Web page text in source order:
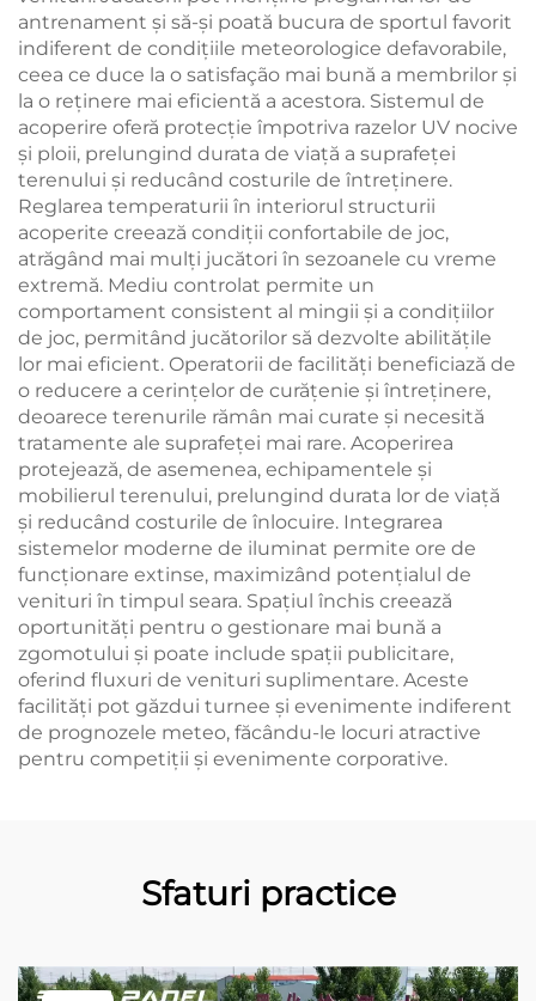
antrenament și să-și poată bucura de sportul favorit
indiferent de condițiile meteorologice defavorabile,
ceea ce duce la o satisfação mai bună a membrilor și
la o reținere mai eficientă a acestora. Sistemul de
acoperire oferă protecție împotriva razelor UV nocive
și ploii, prelungind durata de viață a suprafeței
terenului și reducând costurile de întreținere.
Reglarea temperaturii în interiorul structurii
acoperite creează condiții confortabile de joc,
atrăgând mai mulți jucători în sezoanele cu vreme
extremă. Mediu controlat permite un
comportament consistent al mingii și a condițiilor
de joc, permitând jucătorilor să dezvolte abilitățile
lor mai eficient. Operatorii de facilități beneficiază de
o reducere a cerințelor de curățenie și întreținere,
deoarece terenurile rămân mai curate și necesită
tratamente ale suprafeței mai rare. Acoperirea
protejează, de asemenea, echipamentele și
mobilierul terenului, prelungind durata lor de viață
și reducând costurile de înlocuire. Integrarea
sistemelor moderne de iluminat permite ore de
funcționare extinse, maximizând potențialul de
venituri în timpul seara. Spațiul închis creează
oportunități pentru o gestionare mai bună a
zgomotului și poate include spații publicitare,
oferind fluxuri de venituri suplimentare. Aceste
facilități pot găzdui turnee și evenimente indiferent
de prognozele meteo, făcându-le locuri atractive
pentru competiții și evenimente corporative.
Sfaturi practice